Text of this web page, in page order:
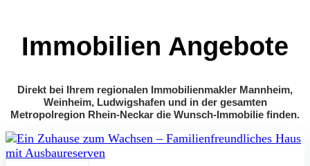
Immobilien Angebote
Direkt bei Ihrem regionalen Immobilienmakler Mannheim,
Weinheim, Ludwigshafen und in der gesamten
Metropolregion Rhein-Neckar die Wunsch-Immobilie finden.